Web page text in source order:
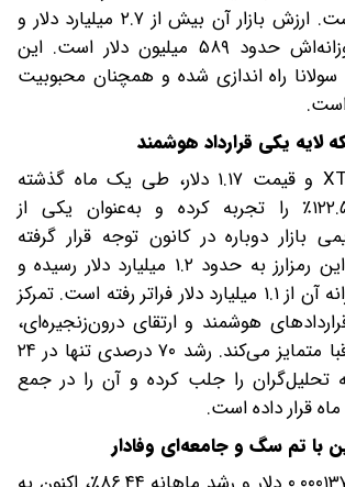
۱۳۹.۴۳٪ داشته است. ارزش بازار آن بیش از ۲.۷ میلیارد دلار و
حجم معاملات روزانه‌اش حدود ۵۸۹ میلیون دلار است. این
راه اندازی شده و همچنان محبوبیت
تزوس با نماد XTZ و قیمت ۱.۱۷ دلار، طی یک ماه گذشته
رشدی معادل ۱۲۲.۵۹٪ را تجربه کرده و به‌عنوان یکی از
بازار دوباره در کانون توجه قرار گرفته
است. ارزش بازار این رمزارز به حدود ۱.۲ میلیارد دلار رسیده و
حجم معاملات روزانه آن از ۱.۱ میلیارد دلار فراتر رفته است. تمرکز
هوشمند و ارتقای درون‌زنجیره‌ای،
آن را از بسیاری رقبا متمایز می‌کند. رشد ۷۰ درصدی تنها در ۲۴
تحلیل‌گران را جلب کرده و آن را در جمع
قرار داده است.